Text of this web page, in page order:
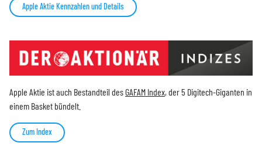
Apple Aktie Kennzahlen und Details
Apple Aktie ist auch Bestandteil desGAFAM Index, der 5 Digitech-Giganten in
einem Basket bündelt.
Zum Index